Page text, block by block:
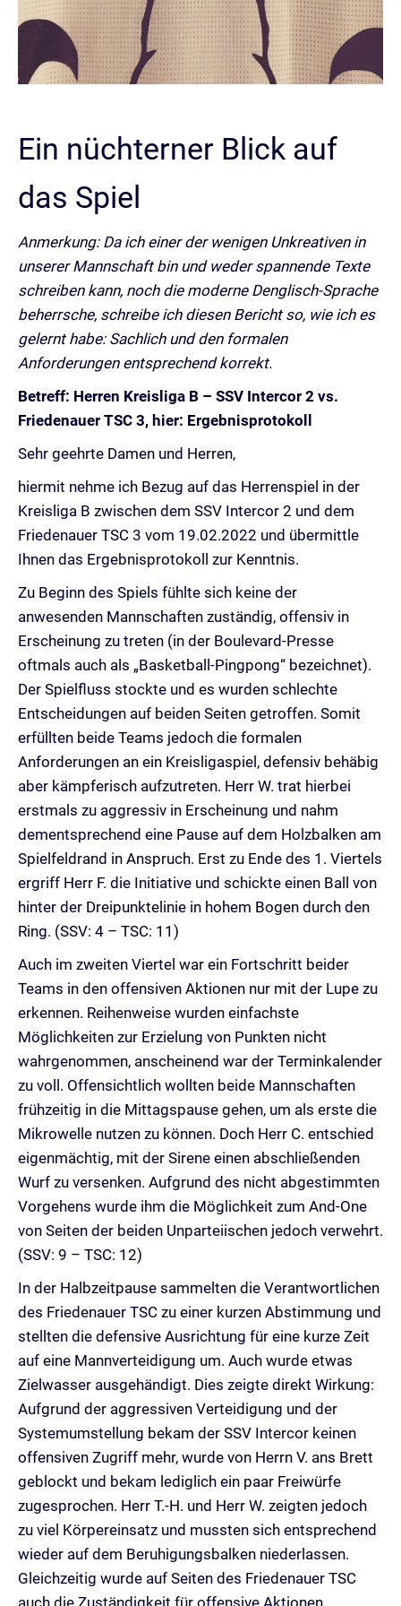
Ein nüchterner Blick auf
das Spiel
Anmerkung: Da ich einer der wenigen Unkreativen in
unserer Mannschaft bin und weder spannende Texte
schreiben kann, noch die moderne Denglisch-Sprache
beherrsche, schreibe ich diesen Bericht so, wie ich es
gelernt habe: Sachlich und den formalen
Anforderungen entsprechend korrekt.
Betreff: Herren Kreisliga B – SSV Intercor 2 vs.
Friedenauer TSC 3, hier: Ergebnisprotokoll
Sehr geehrte Damen und Herren,
hiermit nehme ich Bezug auf das Herrenspiel in der
Kreisliga B zwischen dem SSV Intercor 2 und dem
Friedenauer TSC 3 vom 19.02.2022 und übermittle
Ihnen das Ergebnisprotokoll zur Kenntnis.
Zu Beginn des Spiels fühlte sich keine der
anwesenden Mannschaften zuständig, offensiv in
Erscheinung zu treten (in der Boulevard-Presse
oftmals auch als „Basketball-Pingpong“ bezeichnet).
Der Spielfluss stockte und es wurden schlechte
Entscheidungen auf beiden Seiten getroffen. Somit
erfüllten beide Teams jedoch die formalen
Anforderungen an ein Kreisligaspiel, defensiv behäbig
aber kämpferisch aufzutreten. Herr W. trat hierbei
erstmals zu aggressiv in Erscheinung und nahm
dementsprechend eine Pause auf dem Holzbalken am
Spielfeldrand in Anspruch. Erst zu Ende des 1. Viertels
ergriff Herr F. die Initiative und schickte einen Ball von
hinter der Dreipunktelinie in hohem Bogen durch den
Ring. (SSV: 4 – TSC: 11)
Auch im zweiten Viertel war ein Fortschritt beider
Teams in den offensiven Aktionen nur mit der Lupe zu
erkennen. Reihenweise wurden einfachste
Möglichkeiten zur Erzielung von Punkten nicht
wahrgenommen, anscheinend war der Terminkalender
zu voll. Offensichtlich wollten beide Mannschaften
frühzeitig in die Mittagspause gehen, um als erste die
Mikrowelle nutzen zu können. Doch Herr C. entschied
eigenmächtig, mit der Sirene einen abschließenden
Wurf zu versenken. Aufgrund des nicht abgestimmten
Vorgehens wurde ihm die Möglichkeit zum And-One
von Seiten der beiden Unparteiischen jedoch verwehrt.
(SSV: 9 – TSC: 12)
In der Halbzeitpause sammelten die Verantwortlichen
des Friedenauer TSC zu einer kurzen Abstimmung und
stellten die defensive Ausrichtung für eine kurze Zeit
auf eine Mannverteidigung um. Auch wurde etwas
Zielwasser ausgehändigt. Dies zeigte direkt Wirkung:
Aufgrund der aggressiven Verteidigung und der
Systemumstellung bekam der SSV Intercor keinen
offensiven Zugriff mehr, wurde von Herrn V. ans Brett
geblockt und bekam lediglich ein paar Freiwürfe
zugesprochen. Herr T.-H. und Herr W. zeigten jedoch
zu viel Körpereinsatz und mussten sich entsprechend
wieder auf dem Beruhigungsbalken niederlassen.
Gleichzeitig wurde auf Seiten des Friedenauer TSC
auch die Zuständigkeit für offensive Aktionen